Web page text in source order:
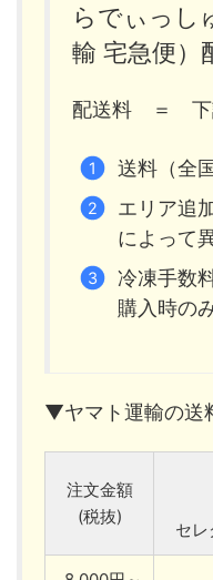
らでぃっし
輸 宅急便）
配送料 ＝
送料（全
エリア追
によって
冷凍手数
購入時のみ
▼ヤマト運輸の送
注文金額
(税抜)
セ